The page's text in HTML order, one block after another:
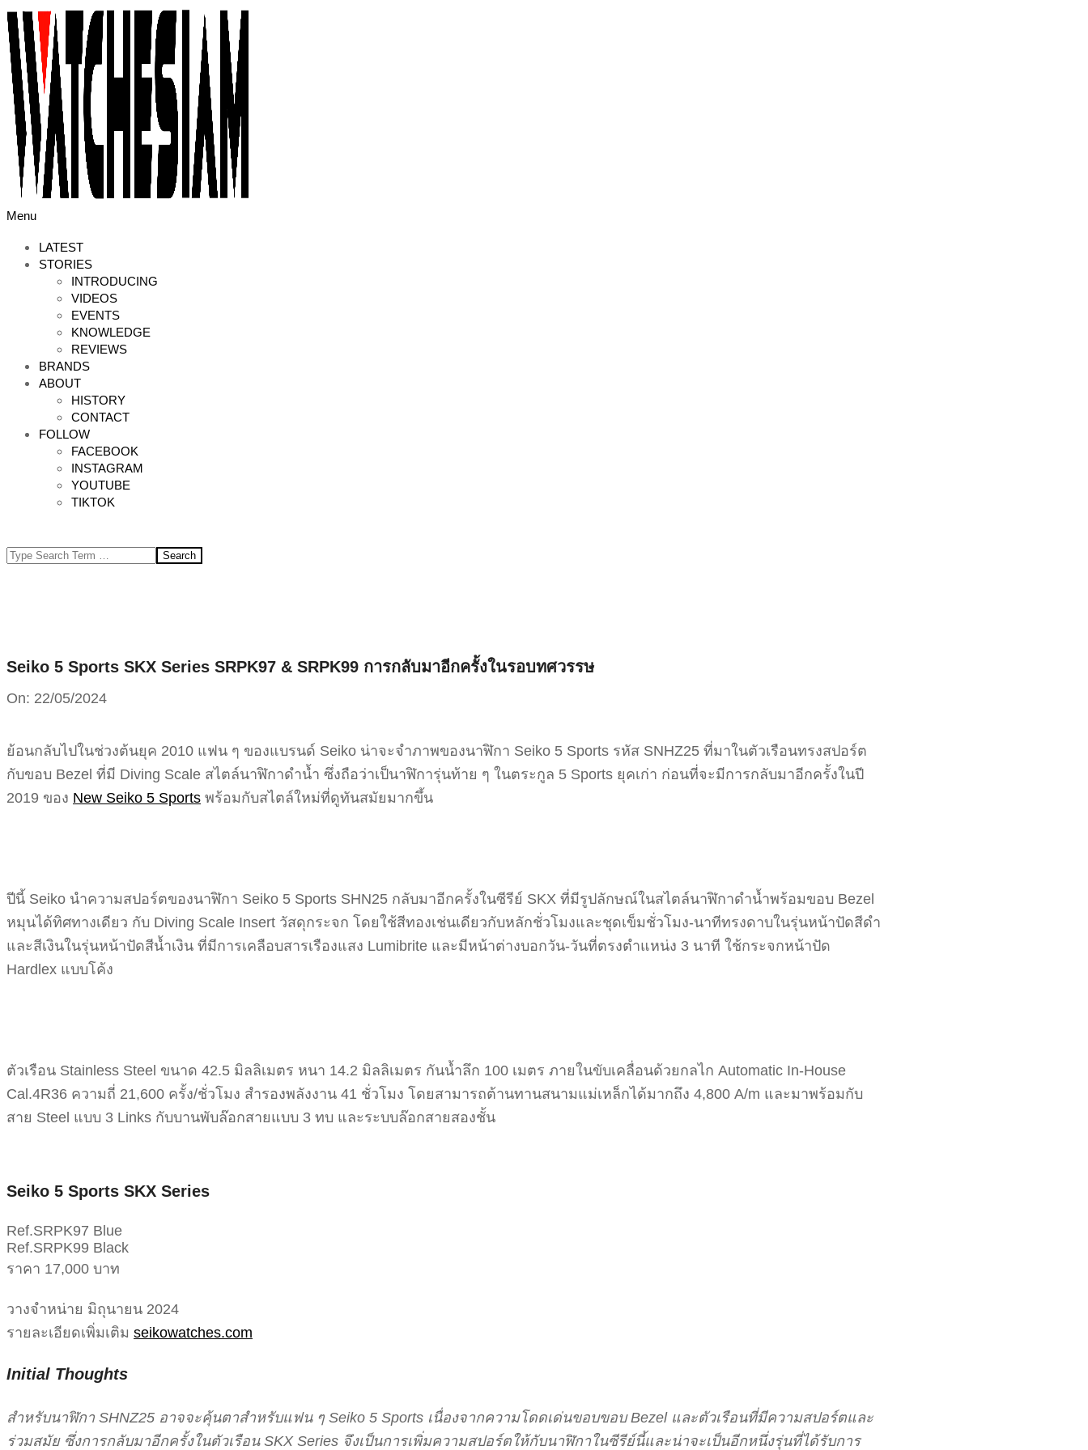
Skip
to
content
Primary
Menu
Menu
LATEST
STORIES
INTRODUCING
VIDEOS
EVENTS
KNOWLEDGE
REVIEWS
BRANDS
ABOUT
HISTORY
CONTACT
FOLLOW
FACEBOOK
INSTAGRAM
YOUTUBE
TIKTOK
Search
Seiko 5 Sports SKX Series SRPK97 & SRPK99 การกลับมาอีกครั้งในรอบทศวรรษ
On: 22/05/2024
ย้อนกลับไปในช่วงต้นยุค 2010 แฟน ๆ ของแบรนด์ Seiko น่าจะจำภาพของนาฬิกา Seiko 5 Sports รหัส SNHZ25 ที่มาในตัวเรือนทรงสปอร์ต
กับขอบ Bezel ที่มี Diving Scale สไตล์นาฬิกาดำน้ำ ซึ่งถือว่าเป็นาฬิการุ่นท้าย ๆ ในตระกูล 5 Sports ยุคเก่า ก่อนที่จะมีการกลับมาอีกครั้งในปี
2019 ของ New Seiko 5 Sports พร้อมกับสไตล์ใหม่ที่ดูทันสมัยมากขึ้น
ปีนี้ Seiko นำความสปอร์ตของนาฬิกา Seiko 5 Sports SHN25 กลับมาอีกครั้งในซีรีย์ SKX ที่มีรูปลักษณ์ในสไตล์นาฬิกาดำน้ำพร้อมขอบ Bezel
หมุนได้ทิศทางเดียว กับ Diving Scale Insert วัสดุกระจก โดยใช้สีทองเช่นเดียวกับหลักชั่วโมงและชุดเข็มชั่วโมง-นาทีทรงดาบในรุ่นหน้าปัดสีดำ
และสีเงินในรุ่นหน้าปัดสีน้ำเงิน ที่มีการเคลือบสารเรืองแสง Lumibrite และมีหน้าต่างบอกวัน-วันที่ตรงตำแหน่ง 3 นาที ใช้กระจกหน้าปัด
Hardlex แบบโค้ง
ตัวเรือน Stainless Steel ขนาด 42.5 มิลลิเมตร หนา 14.2 มิลลิเมตร กันน้ำลึก 100 เมตร ภายในขับเคลื่อนด้วยกลไก Automatic In-House
Cal.4R36 ความถี่ 21,600 ครั้ง/ชั่วโมง สำรองพลังงาน 41 ชั่วโมง โดยสามารถต้านทานสนามแม่เหล็กได้มากถึง 4,800 A/m และมาพร้อมกับ
สาย Steel แบบ 3 Links กับบานพับล๊อกสายแบบ 3 ทบ และระบบล๊อกสายสองชั้น
Seiko 5 Sports SKX Series
Ref.SRPK97 Blue
Ref.SRPK99 Black
ราคา 17,000 บาท
วางจำหน่าย มิถุนายน 2024
รายละเอียดเพิ่มเติม seikowatches.com
Initial Thoughts
สำหรับนาฬิกา SHNZ25 อาจจะคุ้นตาสำหรับแฟน ๆ Seiko 5 Sports เนื่องจากความโดดเด่นขอบขอบ Bezel และตัวเรือนที่มีความสปอร์ตและ
ร่วมสมัย ซึ่งการกลับมาอีกครั้งในตัวเรือน SKX Series จึงเป็นการเพิ่มความสปอร์ตให้กับนาฬิกาในซีรีย์นี้และน่าจะเป็นอีกหนึ่งรุ่นที่ได้รับการ